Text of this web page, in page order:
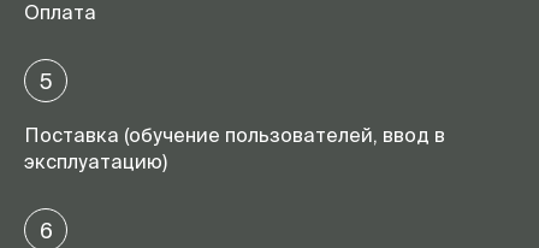
Оплата
5
Поставка (обучение пользователей, ввод в
эксплуатацию)
6